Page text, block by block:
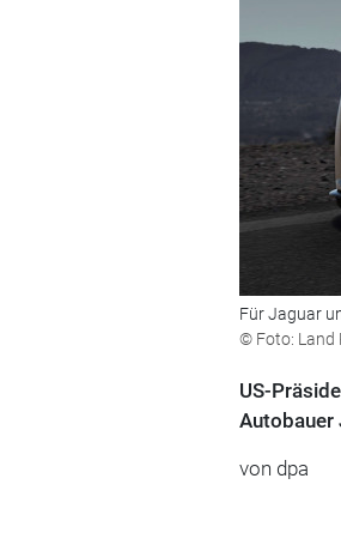
Für Jaguar
© Foto: Land
US-
Autobauer
von dpa